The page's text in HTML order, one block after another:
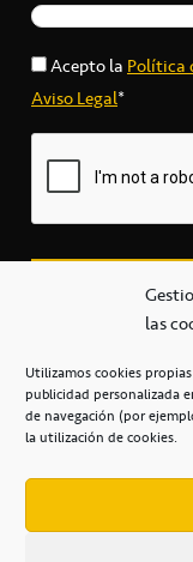
las
Utilizamos cookies
publicidad personalizada
de navegación (por
la utilización de cookies.
Acepto laPolítica
Aviso Legal*
+34
Casa